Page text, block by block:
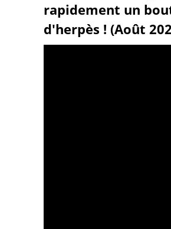
rapidement un
d'herpès ! (Août